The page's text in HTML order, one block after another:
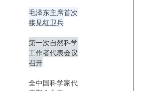
毛泽东主席首次
接见红卫兵
第一次自然科学
工作者代表会议
召开
全中国科学家代